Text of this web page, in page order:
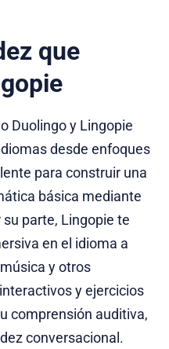
que
Duolingo y Lingopie
desde enfoques
para construir una
básica mediante
parte, Lingopie te
en el idioma a
y otros
y ejercicios
comprensión auditiva,
conversacional.